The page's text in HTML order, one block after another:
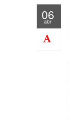
06
abr